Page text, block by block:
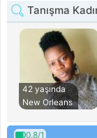
Tanışma
42 yaşında
New Orleans
0.8/1